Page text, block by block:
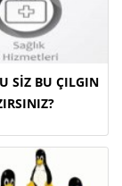
SİZ BU ÇILGIN